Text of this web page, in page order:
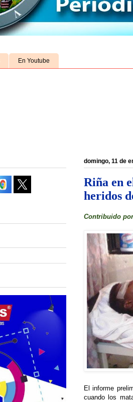
En Youtube
domingo, 11 de
Riña en
heridos
Contribuido
El informe
cuando los